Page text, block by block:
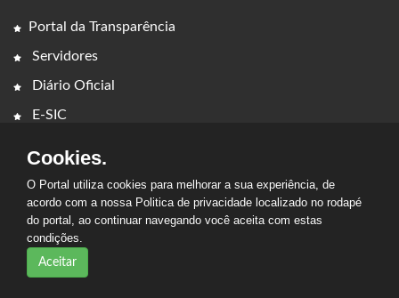
Portal da Transparência
Servidores
Diário Oficial
E-SIC
Cookies.
O Portal utiliza cookies para melhorar a sua experiência, de
acordo com a nossa Politica de privacidade localizado no rodapé
do portal, ao continuar navegando você aceita com estas
condições.
Aceitar
2026 - CÂMARA MUNICIPAL DE CEDRAL. Todos os direitos
reservados.